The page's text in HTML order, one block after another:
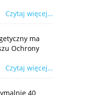
Czytaj więcej…
ma
Ochrony
Czytaj więcej…
40